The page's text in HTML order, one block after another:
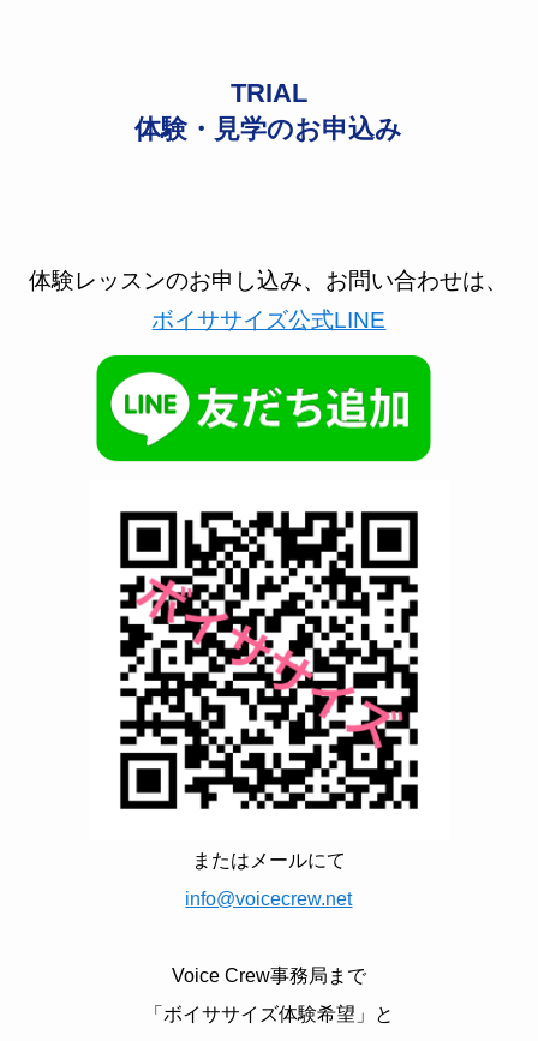
TRIAL
体験・見学のお申込み
体験レッスンのお申し込み、お問い合わせは、
ボイササイズ公式LINE
またはメールにて
info@voicecrew.net
Voice Crew事務局まで
「ボイササイズ体験希望」と